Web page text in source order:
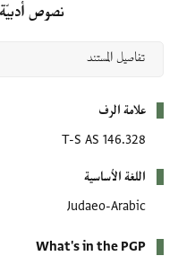
نصوص أدبيّة
علامة الرف
T-S AS 146.328
اللغة الأساسية
Judaeo-Arabic
What's in the PGP